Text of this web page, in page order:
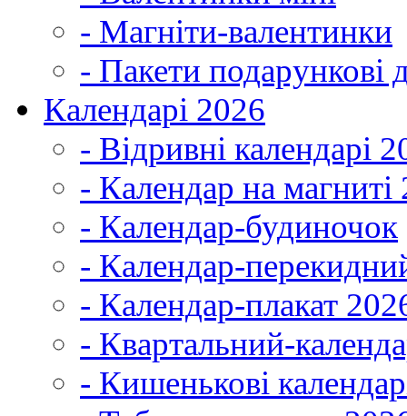
- Магніти-валентинки
- Пакети
Календарі 2026
- Відривні календарі
- Календар на магниті
- Календар-будиночок
- Календар-
- Календар-плакат
- Квартальний-
- Кишенькові